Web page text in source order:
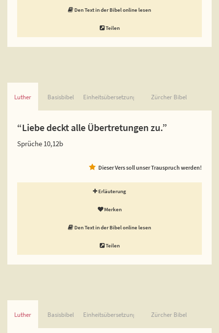
Den Text in der Bibel online lesen
Teilen
Luther Basisbibel Einheitsübersetzung Zürcher Bibel
“Liebe deckt alle Übertretungen zu.”
Sprüche 10,12b
Dieser Vers soll unser Trauspruch werden!
Erläuterung
Merken
Den Text in der Bibel online lesen
Teilen
Luther Basisbibel Einheitsübersetzung Zürcher Bibel